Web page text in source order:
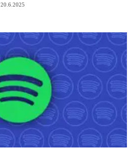
20.6.2025